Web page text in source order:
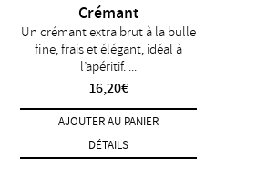
Crémant
Un crémant extra brut à la bulle
fine, frais et élégant, idéal à
l’apéritif. ...
16,20€
AJOUTER AU PANIER
DÉTAILS